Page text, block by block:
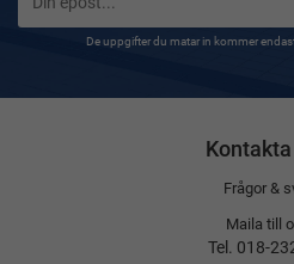
De uppgifter du matar in kommer
Frågor &
Maila till
Tel. 018-